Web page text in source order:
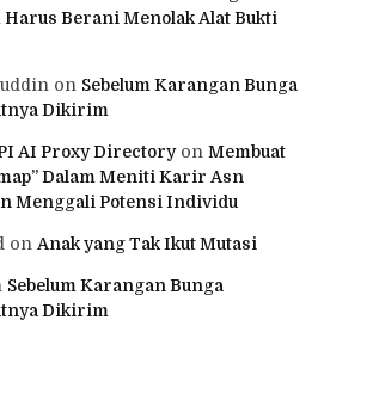
Berani Menolak Alat Bukti
on Sebelum Karangan Bunga
Dikirim
AI Proxy Directoryon Membuat
Dalam Meniti Karir Asn
Menggali Potensi Individu
on Anak yang Tak Ikut Mutasi
Sebelum Karangan Bunga
Dikirim